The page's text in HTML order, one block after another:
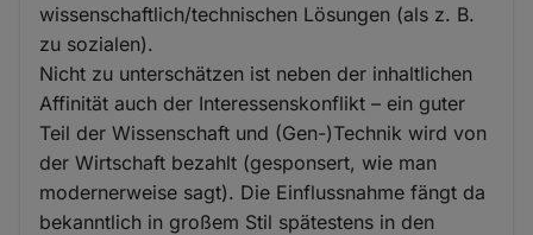
wissenschaftlich/technischen Lösungen (als z. B.
zu sozialen).
Nicht zu unterschätzen ist neben der inhaltlichen
Affinität auch der Interessenskonflikt – ein guter
Teil der Wissenschaft und (Gen-)Technik wird von
der Wirtschaft bezahlt (gesponsert, wie man
modernerweise sagt). Die Einflussnahme fängt da
bekanntlich in großem Stil spätestens in den